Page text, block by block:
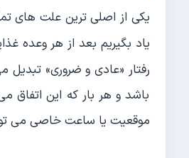
یکی از اصلی ترین علت های
یاد بگیریم بعد از هر وعده
رفتار «عادی و ضروری»
باشد و هر بار که این
موقعیت یا ساعت خاصی می